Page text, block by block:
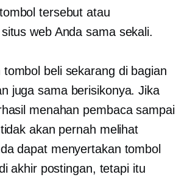
tersebut atau
web Anda sama sekali.
beli sekarang di bagian
juga sama berisikonya. Jika
menahan pembaca sampai
akan pernah melihat
dapat menyertakan tombol
akhir postingan, tetapi itu